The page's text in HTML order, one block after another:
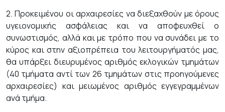
2. Προκειμένου οι αρχαιρεσίες να διεξαχθούν με όρους
υγειονομικής ασφάλειας και να αποφευχθεί ο
συνωστισμός, αλλά και με τρόπο που να συνάδει με το
κύρος και στην αξιοπρέπεια του λειτουργήματός μας,
θα υπάρξει διευρυμένος αριθμός εκλογικών τμημάτων
(40 τμήματα αντί των 26 τμημάτων στις προηγούμενες
αρχαιρεσίες) και μειωμένος αριθμός εγγεγραμμένων
ανά τμήμα.